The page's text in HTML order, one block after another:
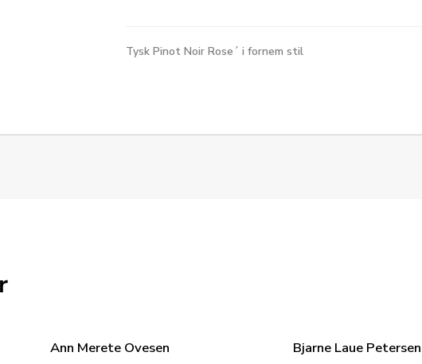
Tysk Pinot Noir Rose´ i fornem stil
Ann Merete Ovesen Bjarne Laue Petersen